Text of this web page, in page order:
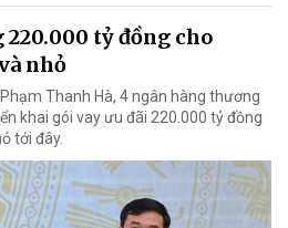
tỷ đồng cho
nhỏ
Thanh Hà, 4 ngân hàng thương
khai gói vay ưu đãi 220.000 tỷ đồng
tới đây.